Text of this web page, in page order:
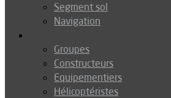
Segment sol
Navigation
Groupes
Constructeurs
Equipementiers
Hélicoptéristes